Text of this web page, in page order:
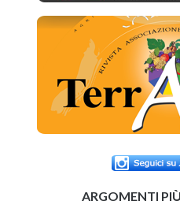
ARGOMENTI